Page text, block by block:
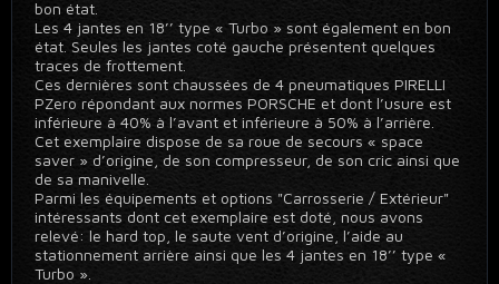
bon état.
Les 4 jantes en 18’’ type « Turbo » sont également en bon
état. Seules les jantes coté gauche présentent quelques
traces de frottement.
Ces dernières sont chaussées de 4 pneumatiques PIRELLI
PZero répondant aux normes PORSCHE et dont l’usure est
inférieure à 40% à l’avant et inférieure à 50% à l’arrière.
Cet exemplaire dispose de sa roue de secours « space
saver » d’origine, de son compresseur, de son cric ainsi que
de sa manivelle.
Parmi les équipements et options "Carrosserie / Extérieur"
intéressants dont cet exemplaire est doté, nous avons
relevé: le hard top, le saute vent d’origine, l’aide au
stationnement arrière ainsi que les 4 jantes en 18’’ type «
Turbo ».